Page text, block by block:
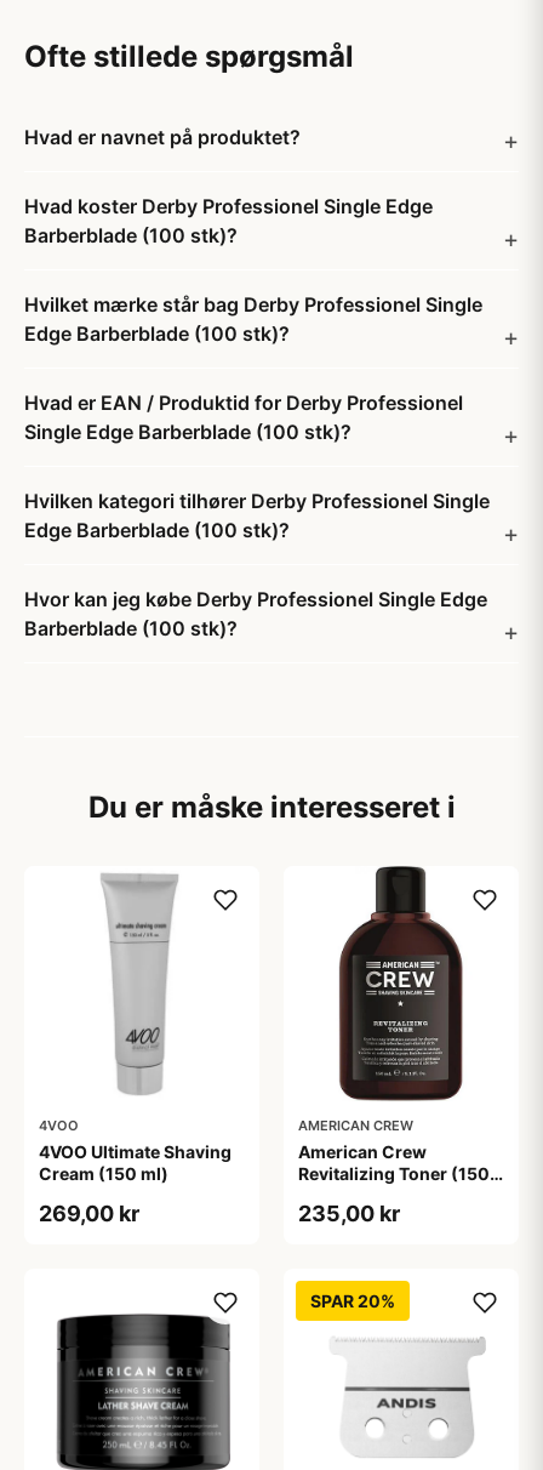
Ofte stillede spørgsmål
Hvad er navnet på produktet?
Hvad koster Derby Professionel Single Edge
Barberblade (100 stk)?
Hvilket mærke står bag Derby Professionel Single
Edge Barberblade (100 stk)?
Hvad er EAN / Produktid for Derby Professionel
Single Edge Barberblade (100 stk)?
Hvilken kategori tilhører Derby Professionel Single
Edge Barberblade (100 stk)?
Hvor kan jeg købe Derby Professionel Single Edge
Barberblade (100 stk)?
Du er måske interesseret i
4VOO
4VOO Ultimate Shaving
Cream (150 ml)
269,00 kr
AMERICAN CREW
American Crew
Revitalizing Toner (150
235,00 kr
SPAR 20%